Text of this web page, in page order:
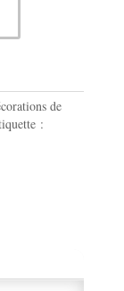
de
: